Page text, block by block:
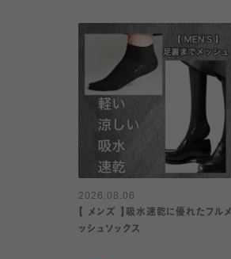
2026.08.06
【 メンズ 】吸水速乾に優れたフルメ
ッシュソックス